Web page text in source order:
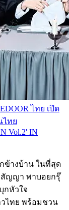
ไทย เปิด
ไทย
Vol.2' IN
กข้างบ้าน ในที่สุด
สัญญา พาบอยกรุ๊
กหัวใจ
วไทย พร้อมชวน